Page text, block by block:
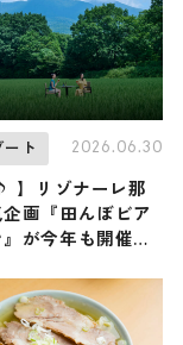
ート 2026.06.30
】リゾナーレ那
画『田んぼビア
が今年も開催決
ールと自家製グル
む特別な体験を